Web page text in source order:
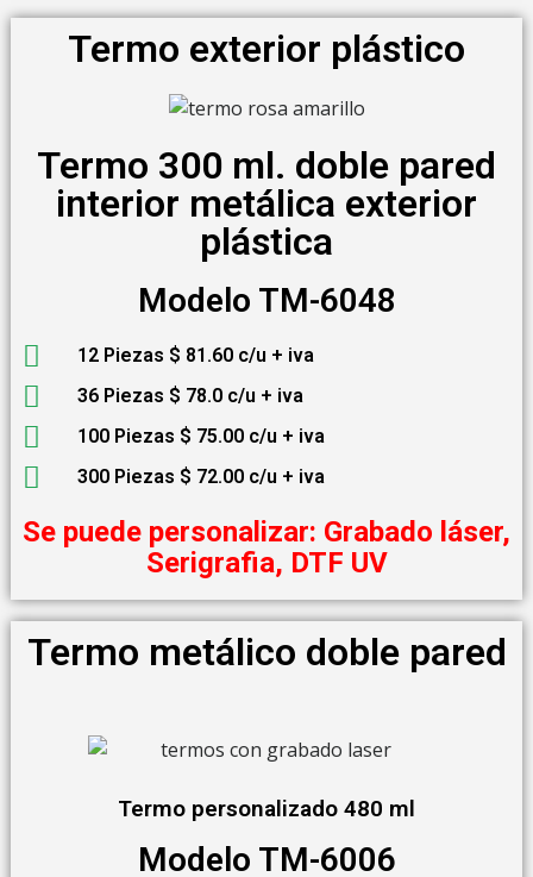
Termo exterior plástico
Termo 300 ml. doble pared
interior metálica exterior
plástica
Modelo TM-6048
12 Piezas $ 81.60 c/u + iva
36 Piezas $ 78.0 c/u + iva
100 Piezas $ 75.00 c/u + iva
300 Piezas $ 72.00 c/u + iva
Se puede personalizar: Grabado láser,
Serigrafia, DTF UV
Termo metálico doble pared
Termo personalizado 480 ml
Modelo TM-6006